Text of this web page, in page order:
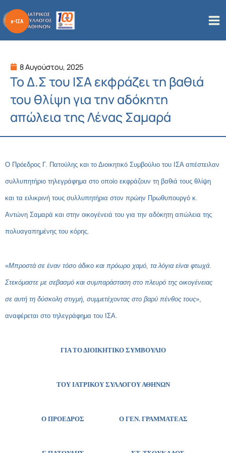
στο
περιεχόμενο
8 Αυγούστου, 2025
Το Δ.Σ του ΙΣΑ εκφράζει τη βαθιά
του θλίψη για την αδόκητη
απώλεια της Λένας Σαμαρά
Ο Πρόεδρος Γ. Πατούλης και το Διοικητικό Συμβούλιο του ΙΣΑ απέστειλαν
συλλυπητήριο τηλεγράφημα στο οποίο εκφράζουν τη βαθιά τους θλίψη
και τα ειλικρινή τους συλλυπητήρια στον πρώην Πρωθυπουργό κ.
Αντώνη Σαμαρά και στην οικογένειά του για την αδόκητη απώλεια της
πολυαγαπημένης του κόρης.
«Μπροστά σε έναν τόσο άδικο και πρόωρο χαμό, τα λόγια είναι φτωχά.
Στεκόμαστε με σεβασμό και συμπαράσταση στο πλευρό της οικογένειας
σε αυτή τη δύσκολη στιγμή, συμμετέχοντας στο βαρύ πένθος τους»,
αναφέρεται στο τηλεγράφημα του ΙΣΑ.
ΓΙΑ ΤΟ ΔΙΟΙΚΗΤΙΚΟ ΣΥΜΒΟΥΛΙΟ
ΤΟΥ ΙΑΤΡΙΚΟΥ ΣΥΛΛΟΓΟΥ ΑΘΗΝΩΝ
Ο ΠΡΟΕΔΡΟΣ Ο ΓΕΝ. ΓΡΑΜΜΑΤΕΑΣ